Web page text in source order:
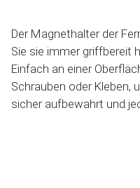
Der Magnethalter der
Sie sie immer griffbereit
Einfach an einer
Schrauben oder Kleben,
sicher aufbewahrt und